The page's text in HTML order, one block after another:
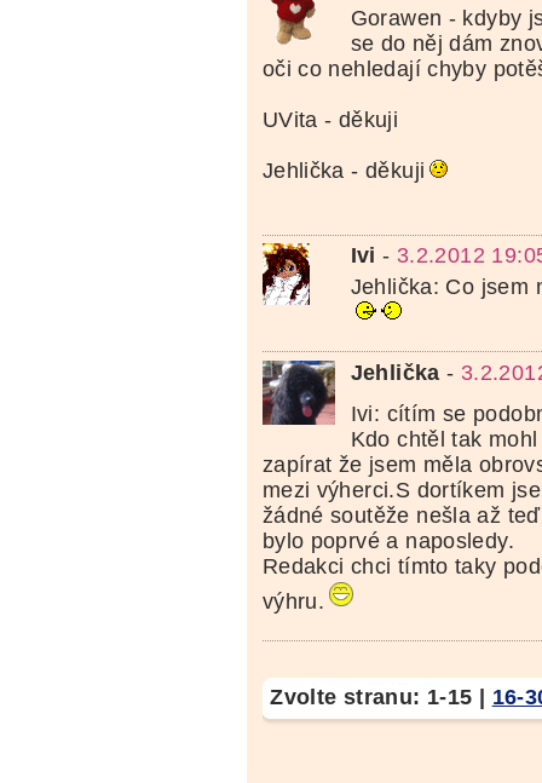
Gorawen - kdyby
se do něj dám
oči co nehledají chyby
UVita - děkuji
Jehlička - děkuji
Ivi - 3.2.2012
Jehlička: Co jsem
Jehlička -
Ivi: cítím se
Kdo chtěl tak
zapírat že jsem měla
mezi výherci.S dortíkem
žádné soutěže nešla až
bylo poprvé a naposledy.
Redakci chci tímto taky
výhru.
Zvolte stranu: 1-15 16-